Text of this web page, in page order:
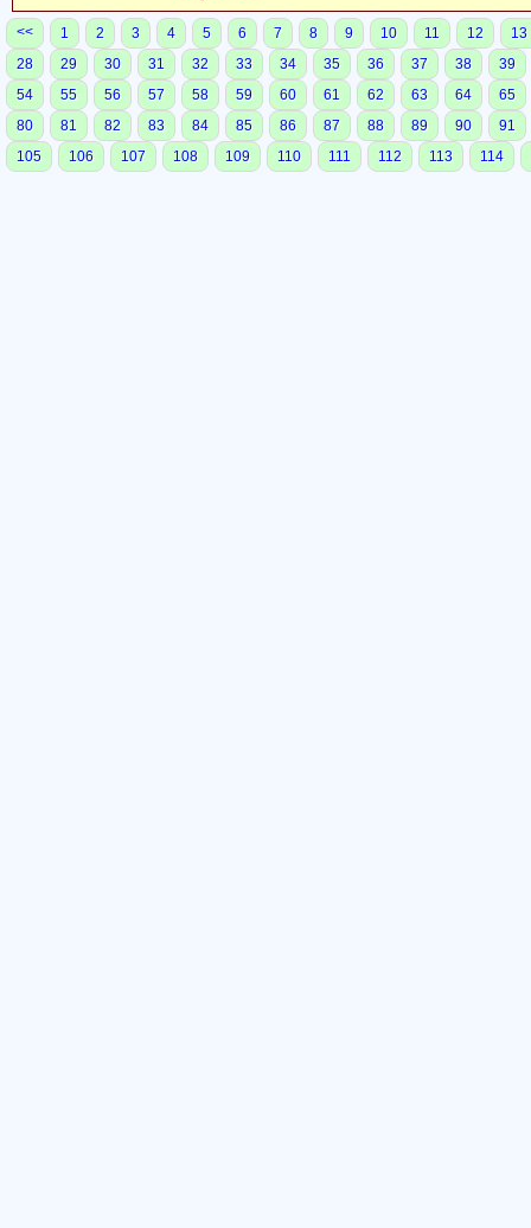
<< 1 2 3 4 5 6 7 8 9 10 11 12
13
28
29 30 31 32 33 34 35 36 37 38
39
54
55 56 57 58 59 60 61 62 63 64
65
80
81 82 83 84 85 86 87 88 89 90
91
105
106 107 108 109 110 111 112 113 114